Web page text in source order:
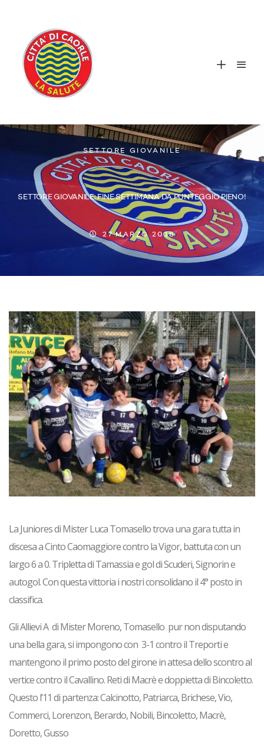
SETTORE GIOVANILE
SETTORE GIOVANILE: FINE SETTIMANA DA PUNTEGGIO PIENO!
27 MARZO 2018
LaJunioresdi Mister Luca Tomasello trova una gara tutta in
discesa a Cinto Caomaggiore contro la Vigor, battuta con un
largo 6 a 0. Tripletta di Tamassia e gol di Scuderi, Signorin e
autogol. Con questa vittoria i nostri consolidano il 4° posto in
classifica.
GliAllieviA di Mister Moreno, Tomasello pur non disputando
una bella gara, si impongono con 3-1 contro il Treporti e
mantengono il primo posto del girone in attesa dello scontro al
vertice contro il Cavallino. Reti di Macrè e doppietta di Bincoletto.
Questo l’11 di partenza: Calcinotto, Patriarca, Brichese, Vio,
Commerci, Lorenzon, Berardo, Nobili, Bincoletto, Macrè,
Doretto, Gusso